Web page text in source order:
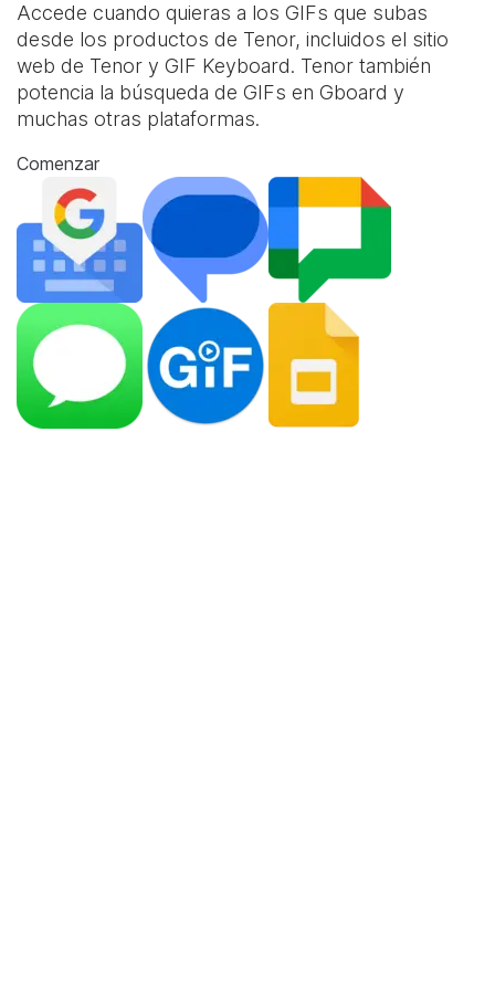
Accede cuando quieras a los GIFs que subas
desde los productos de Tenor, incluidos el sitio
web de Tenor y GIF Keyboard. Tenor también
potencia la búsqueda de GIFs en Gboard y
muchas otras plataformas.
Comenzar